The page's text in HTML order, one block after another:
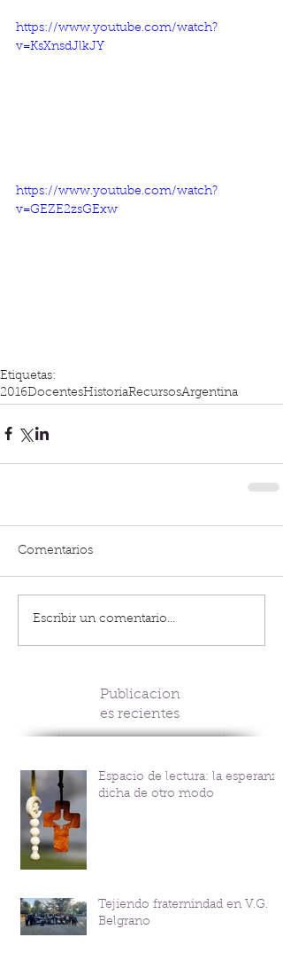
https://www.youtube.com/watch?
v=KsXnsdJlkJY
https://www.youtube.com/watch?
v=GEZE2zsGExw
Etiquetas:
2016DocentesHistoriaRecursosArgentina
Comentarios
Escribir un comentario...
Publicacion
es recientes
Espacio de lectura: la esperanza
dicha de otro modo
Tejiendo fraternindad en V.G.
Belgrano